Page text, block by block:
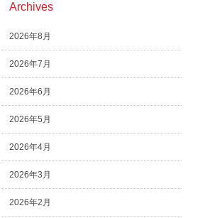
Archives
2026年8月
2026年7月
2026年6月
2026年5月
2026年4月
2026年3月
2026年2月